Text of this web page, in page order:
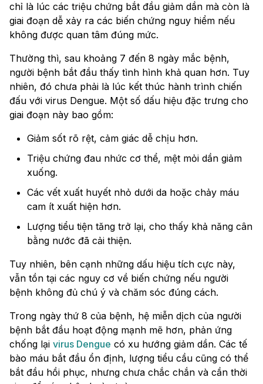
chỉ là lúc các triệu chứng bắt đầu giảm dần mà còn là
giai đoạn dễ xảy ra các biến chứng nguy hiểm nếu
không được quan tâm đúng mức.
Thường thì, sau khoảng 7 đến 8 ngày mắc bệnh,
người bệnh bắt đầu thấy tình hình khả quan hơn. Tuy
nhiên, đó chưa phải là lúc kết thúc hành trình chiến
đấu với virus Dengue. Một số dấu hiệu đặc trưng cho
giai đoạn này bao gồm:
Giảm sốt rõ rệt, cảm giác dễ chịu hơn.
Triệu chứng đau nhức cơ thể, mệt mỏi dần giảm
xuống.
Các vết xuất huyết nhỏ dưới da hoặc chảy máu
cam ít xuất hiện hơn.
Lượng tiểu tiện tăng trở lại, cho thấy khả năng cân
bằng nước đã cải thiện.
Tuy nhiên, bên cạnh những dấu hiệu tích cực này,
vẫn tồn tại các nguy cơ về biến chứng nếu người
bệnh không đủ chú ý và chăm sóc đúng cách.
Trong ngày thứ 8 của bệnh, hệ miễn dịch của người
bệnh bắt đầu hoạt động mạnh mẽ hơn, phản ứng
chống lại virus Dengue có xu hướng giảm dần. Các tế
bào máu bắt đầu ổn định, lượng tiểu cầu cũng có thể
bắt đầu hồi phục, nhưng chưa chắc chắn và cần thời